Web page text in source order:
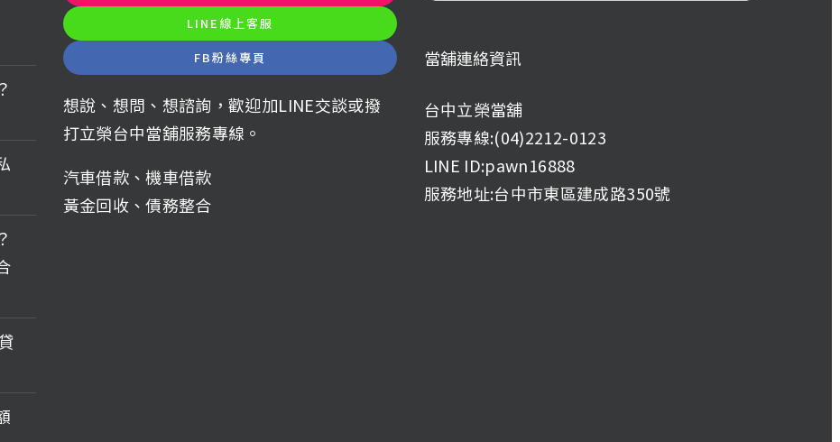
LINE線上客服
FB粉絲專頁
想說、想問、想諮詢，歡迎加LINE交談或撥
打立榮台中當舖服務專線。
汽車借款、機車借款
黃金回收、債務整合
當舖連絡資訊
台中立榮當舖
服務專線:(04)2212-0123
LINE ID:pawn16888
服務地址:台中市東區建成路350號